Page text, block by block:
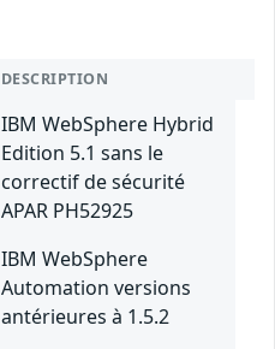
DESCRIPTION
IBM WebSphere Hybrid
Edition 5.1 sans le
correctif de sécurité
APAR PH52925
IBM WebSphere
Automation versions
antérieures à 1.5.2